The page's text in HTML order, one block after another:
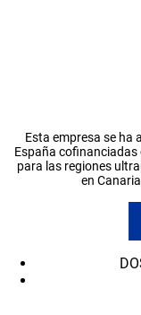
Esta empresa se ha
España cofinanciadas
para las regiones
en